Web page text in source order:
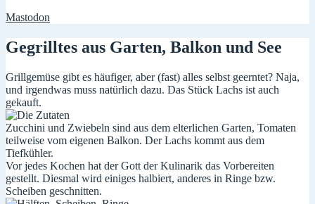
Mastodon
Gegrilltes aus Garten, Balkon und See
Grillgemüse gibt es häufiger, aber (fast) alles selbst geerntet? Naja,
und irgendwas muss natürlich dazu. Das Stück Lachs ist auch
gekauft.
Zucchini und Zwiebeln sind aus dem elterlichen Garten, Tomaten
teilweise vom eigenen Balkon. Der Lachs kommt aus dem
Tiefkühler.
Vor jedes Kochen hat der Gott der Kulinarik das Vorbereiten
gestellt. Diesmal wird einiges halbiert, anderes in Ringe bzw.
Scheiben geschnitten.